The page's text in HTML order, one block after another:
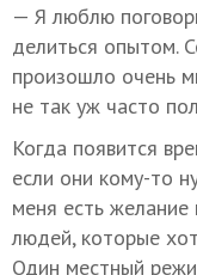
— Я люблю
делиться опытом.
произошло очень
не так уж часто
Когда появится
если они кому-то
меня есть
людей, которые
Один местный